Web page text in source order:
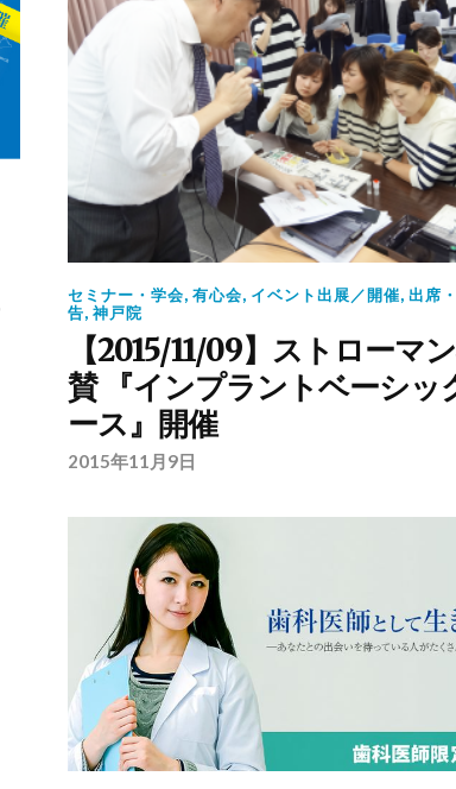
セミナー・学会, 有心会, イベント出展／開催, 出席
告, 神戸院
【2015/11/09】ストローマ
賛 『インプラントベーシッ
ース』開催
2015年11月9日